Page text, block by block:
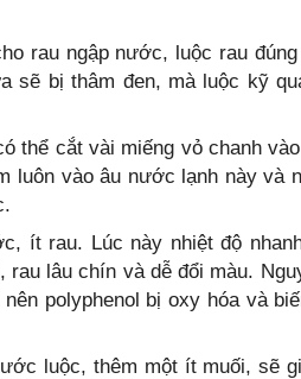
rau ngập nước, luộc rau
sẽ bị thâm đen, mà luộc kỹ
thể cắt vài miếng vỏ chanh
luôn vào âu nước lạnh này và
ít rau. Lúc này nhiệt độ
lâu chín và dễ đổi màu.
polyphenol bị oxy hóa và
luộc, thêm một ít muối, sẽ